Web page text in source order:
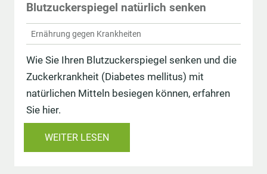
Blutzuckerspiegel natürlich senken
Ernährung gegen Krankheiten
Wie Sie Ihren Blutzuckerspiegel senken und die
Zuckerkrankheit (Diabetes mellitus) mit
natürlichen Mitteln besiegen können, erfahren
Sie hier.
WEITER LESEN